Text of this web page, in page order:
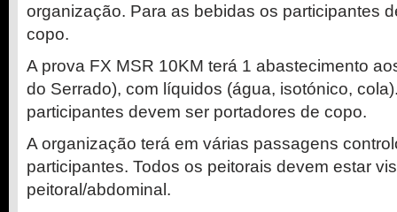
organização. Para as bebidas os participantes
copo.
A prova FX MSR 10KM terá 1 abastecimento
do Serrado), com líquidos (água, isotónico,
participantes devem ser portadores de copo.
A organização terá em várias passagens
participantes. Todos os peitorais devem estar
peitoral/abdominal.